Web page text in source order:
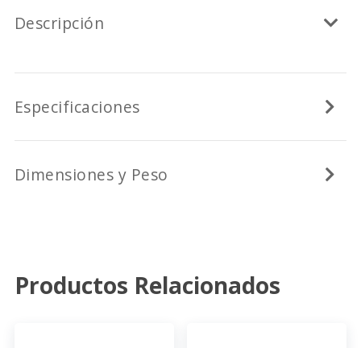
Descripción
Especificaciones
Dimensiones y Peso
Productos Relacionados